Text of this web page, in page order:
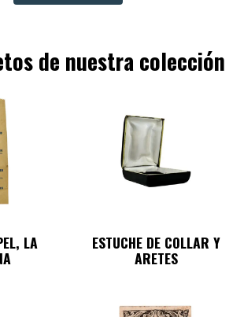
de nuestra colección
LA ESTUCHE DE COLLAR Y
ARETES